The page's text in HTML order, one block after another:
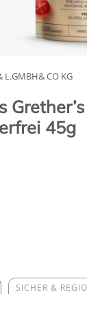
L.GMBH& CO KG
45g
SICHER &